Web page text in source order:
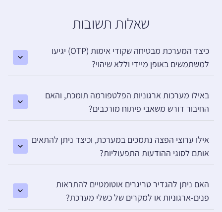
שאלות תשובות
כיצד המערכת מבטיחה שקודי אימות (OTP) יגיעו
למשתמשים באופן מיידי וללא שיהוי?
באילו מערכות ארגוניות הפלטפורמה תומכת, והאם
החיבור דורש משאבי פיתוח מורכבים?
אילו ערוצי הפצה נתמכים במערכת, וכיצד ניתן להתאים
אותם לסוגי ההודעות התפעוליות?
האם ניתן להגדיר טריגרים אוטומטיים להתראות
פנים-ארגוניות או למקרים של כשלי מערכת?